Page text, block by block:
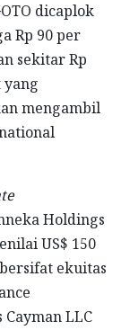
dicaplok
Rp 90 per
sekitar Rp
yang
mengambil
Holdings
US$ 150
ekuitas
LLC